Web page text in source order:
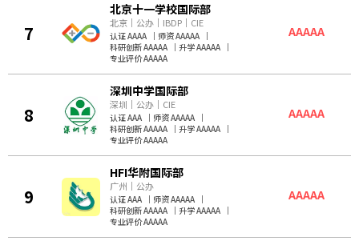
7
北京十一学校国际部
北京 ｜ 公办 ｜ IBDP ｜ CIE
认证 AAAA ｜ 师资 AAAAA ｜
科研创新 AAAAA ｜升学 AAAAA ｜
专业评价 AAAAA
AAAAA
8
深圳中学国际部
深圳 ｜ 公办 ｜ CIE
认证 AAA ｜ 师资 AAAAA ｜
科研创新 AAAAA ｜升学 AAAAA ｜
专业评价 AAAAA
AAAAA
9
HFI华附国际部
广州 ｜ 公办
认证 AAA ｜ 师资 AAAAA ｜
科研创新 AAAAA ｜升学 AAAAA ｜
专业评价 AAAAA
AAAAA